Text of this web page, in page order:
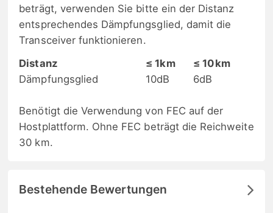
beträgt, verwenden Sie bitte ein der Distanz
entsprechendes Dämpfungsglied, damit die
Transceiver funktionieren.
Distanz
≤ 1km
≤ 10km
Dämpfungsglied
10dB 6dB
Benötigt die Verwendung von FEC auf der
Hostplattform. Ohne FEC beträgt die Reichweite
30 km.
Bestehende Bewertungen